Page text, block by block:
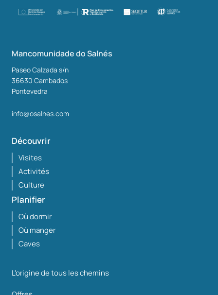
Mancomunidade do Salnés
Paseo Calzada s/n
36630 Cambados
Pontevedra
info@osalnes.com
Découvrir
Visites
Activités
Culture
Planifier
Où dormir
Où manger
Caves
L'origine de tous les chemins